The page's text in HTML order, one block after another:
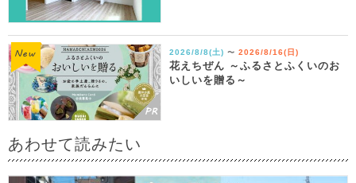
2026/8/8(土) 〜 2026/8/16(日)
花えちぜん ～ふるさとふくいのお
いしいを贈る～
あわせて読みたい